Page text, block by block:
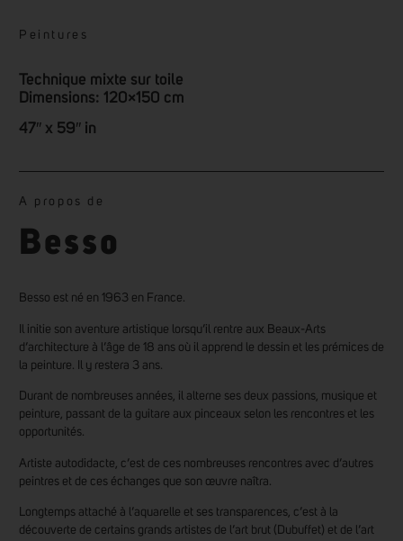
Peintures
Technique mixte sur toile
Dimensions: 120×150 cm
47″ x 59″ in
A propos de
Besso
Besso est né en 1963 en France.
Il initie son aventure artistique lorsqu’il rentre aux Beaux-Arts
d’architecture à l’âge de 18 ans où il apprend le dessin et les prémices de
la peinture. Il y restera 3 ans.
Durant de nombreuses années, il alterne ses deux passions, musique et
peinture, passant de la guitare aux pinceaux selon les rencontres et les
opportunités.
Artiste autodidacte, c’est de ces nombreuses rencontres avec d’autres
peintres et de ces échanges que son œuvre naîtra.
Longtemps attaché à l’aquarelle et ses transparences, c’est à la
découverte de certains grands artistes de l’art brut (Dubuffet) et de l’art